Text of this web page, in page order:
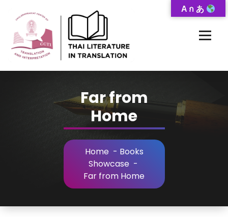
Content
Far from
Home
Home- Books
Showcase-
Far from Home
A ก あ